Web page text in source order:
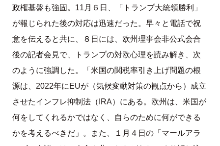
政権基盤も強固。11月６日、「トランプ大統領勝利」
が報じられた後の対応は迅速だった。早々と電話で祝
意を伝えると共に、８日には、欧州理事会非公式会合
後の記者会見で、トランプの対欧心理を読み解き、次
のように強調した。「米国の関税率引き上げ問題の根
源は、2022年にEUが（気候変動対策の観点から）成立
させたインフレ抑制法（IRA）にある。欧州は、米国が
何をしてくれるかではなく、自らのために何ができる
かを考えるべきだ」。また、１月４日の「マールアラ